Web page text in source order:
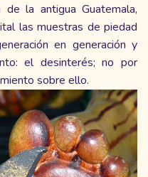
la antigua Guatemala,
las muestras de piedad
en generación y
el desinterés; no por
sobre ello.